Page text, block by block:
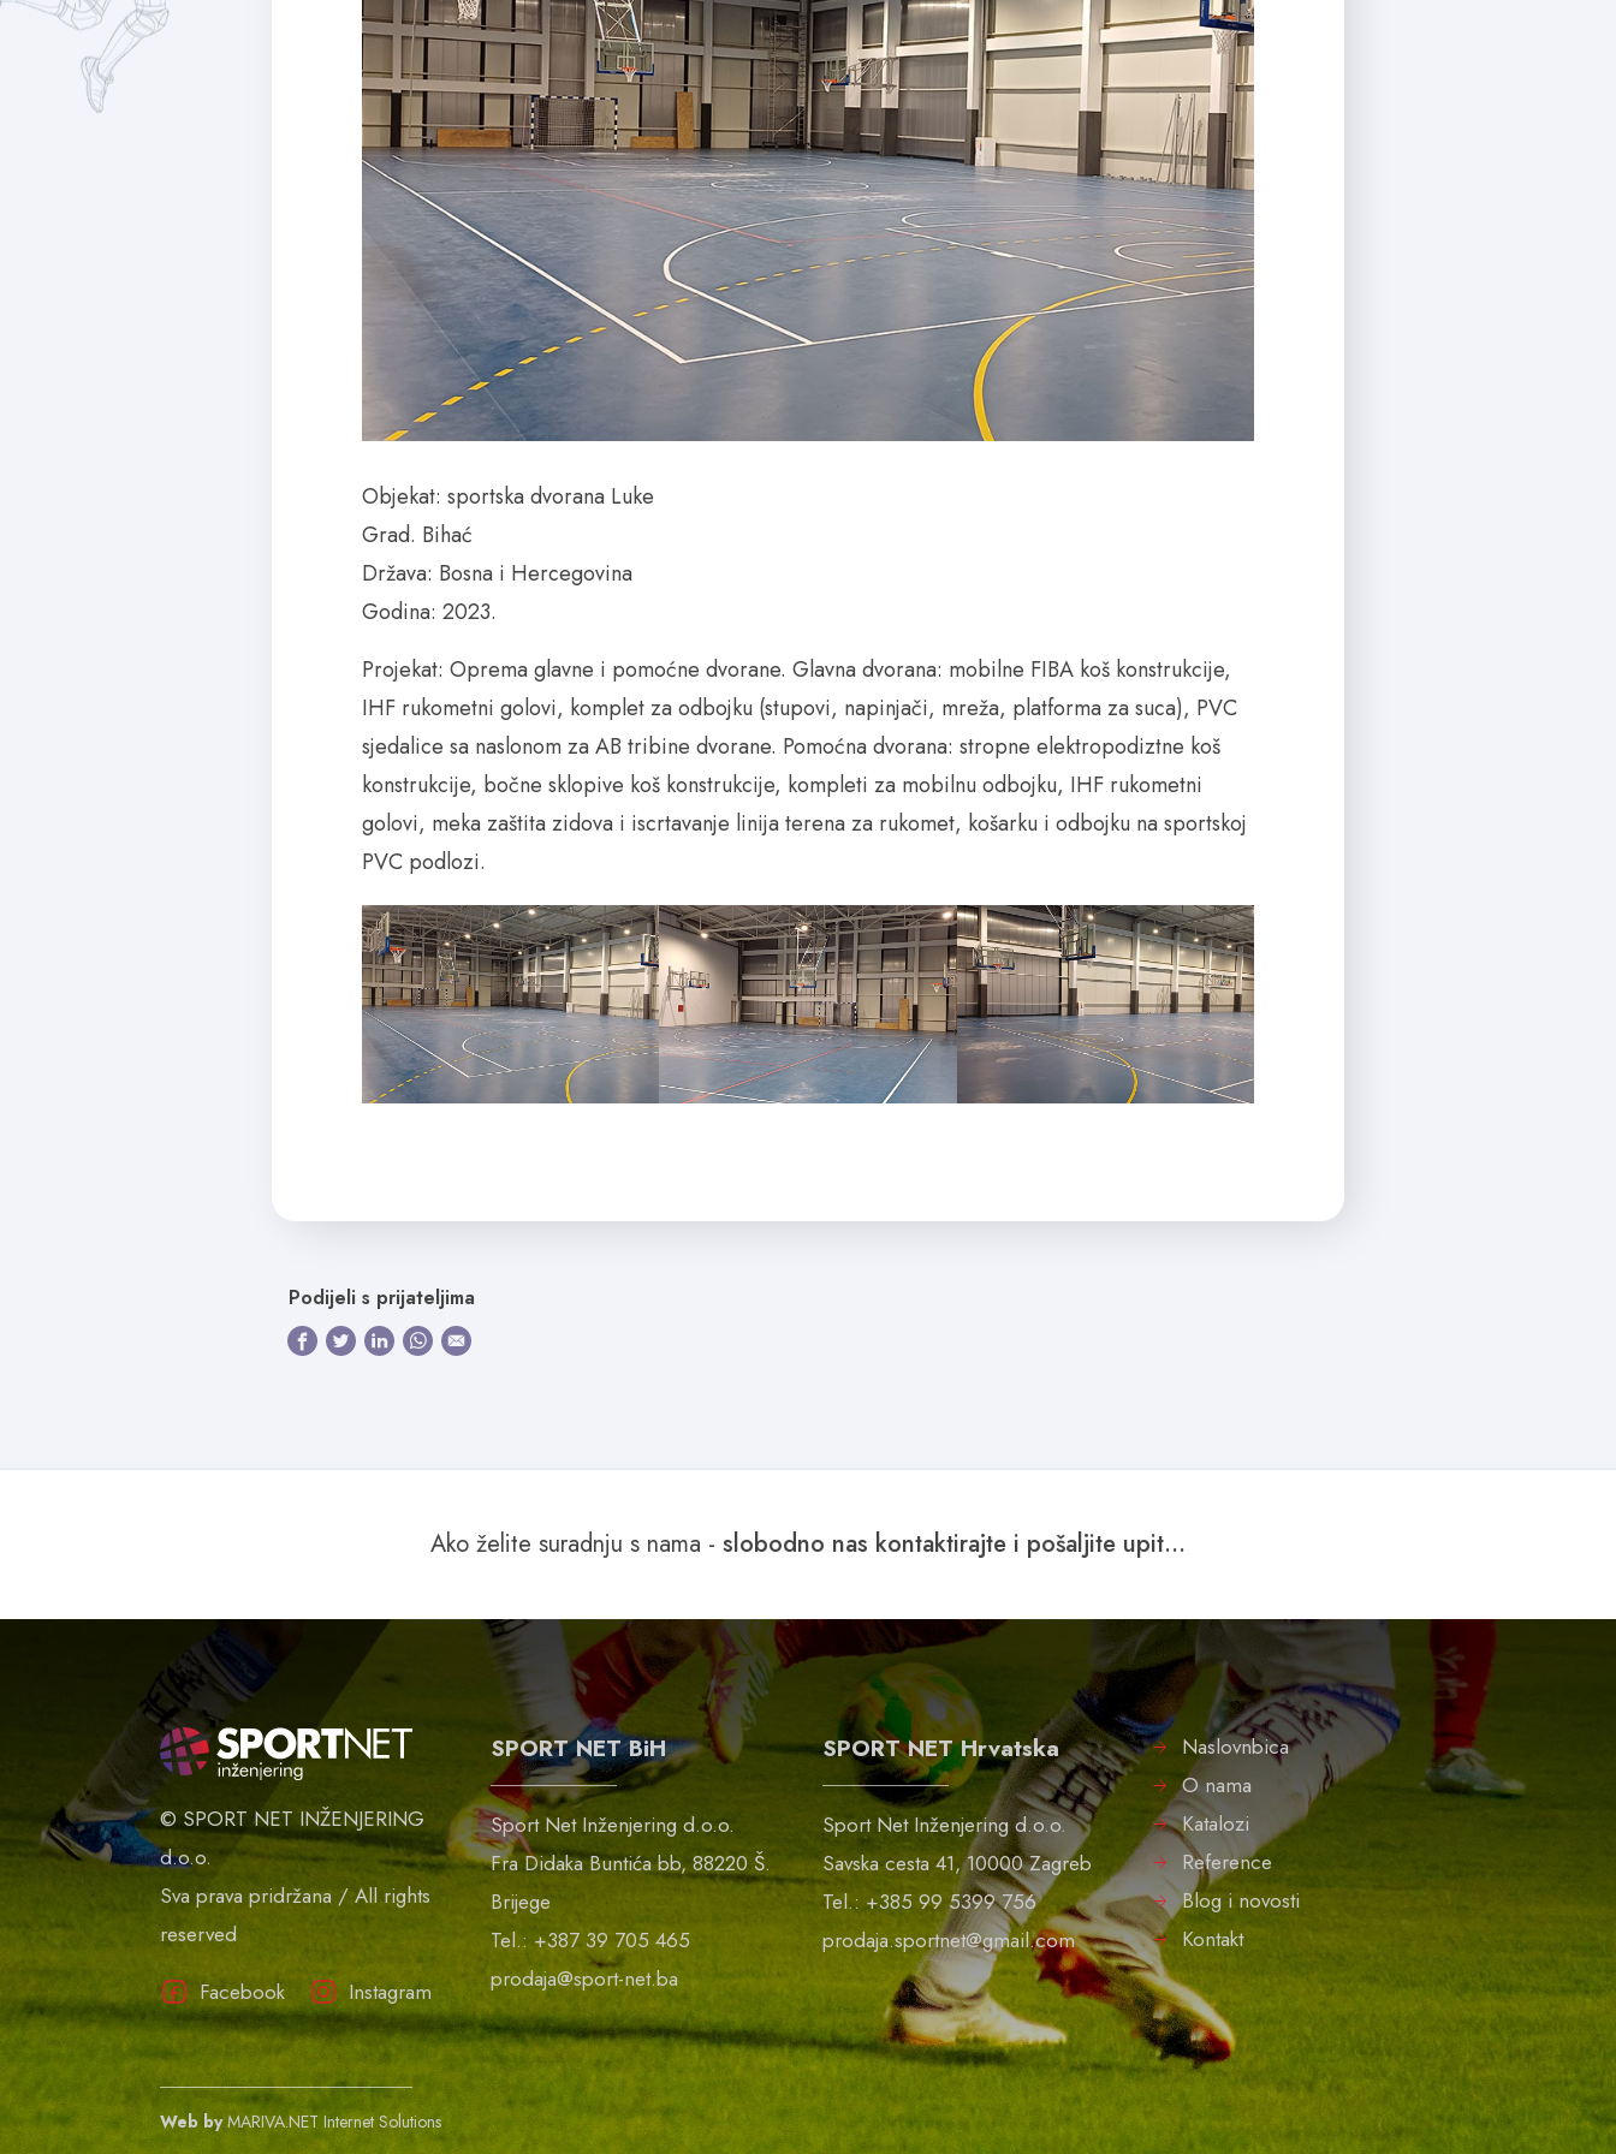
Objekat: sportska dvorana Luke
Grad. Bihać
Država: Bosna i Hercegovina
Godina: 2023.
Projekat: Oprema glavne i pomoćne dvorane. Glavna dvorana: mobilne FIBA koš konstrukcije,
IHF rukometni golovi, komplet za odbojku (stupovi, napinjači, mreža, platforma za suca), PVC
sjedalice sa naslonom za AB tribine dvorane. Pomoćna dvorana: stropne elektropodiztne koš
konstrukcije, bočne sklopive koš konstrukcije, kompleti za mobilnu odbojku, IHF rukometni
golovi, meka zaštita zidova i iscrtavanje linija terena za rukomet, košarku i odbojku na sportskoj
PVC podlozi.
Podijeli s prijateljima
Ako želite suradnju s nama - slobodno nas kontaktirajte i pošaljite upit...
© SPORT NET INŽENJERING
d.o.o.
Sva prava pridržana / All rights
reserved
Facebook
Instagram
SPORT NET BiH
Sport Net Inženjering d.o.o.
Fra Didaka Buntića bb, 88220 Š.
Brijege
Tel.: +387 39 705 465
prodaja@sport-net.ba
SPORT NET Hrvatska
Sport Net Inženjering d.o.o.
Savska cesta 41, 10000 Zagreb
Tel.: +385 99 5399 756
prodaja.sportnet@gmail.com
Naslovnbica
O nama
Katalozi
Reference
Blog i novosti
Kontakt
Web by MARIVA.NET Internet Solutions